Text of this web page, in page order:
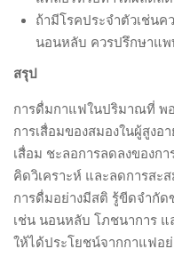
ถ้ามีโรคประจำตัวเช่น
นอนหลับ ควรปรึกษาแ
สรุป
การดื่มกาแฟในปริมาณที่ พ
การเสื่อมของสมองในผู้สูงอ
เสื่อม ชะลอการลดลงของก
คิดวิเคราะห์ และลดการสะ
การดื่มอย่างมีสติ รู้ขีดจำกัด
เช่น นอนหลับ โภชนาการ แ
ให้ได้ประโยชน์จากกาแฟอย่